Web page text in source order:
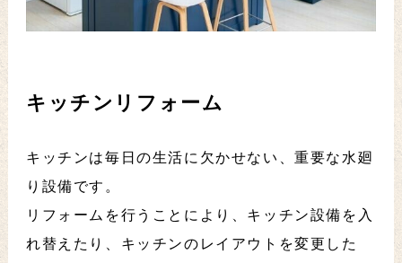
キッチンリフォーム
キッチンは毎日の生活に欠かせない、重要な水廻
り設備です。
リフォームを行うことにより、キッチン設備を入
れ替えたり、キッチンのレイアウトを変更した